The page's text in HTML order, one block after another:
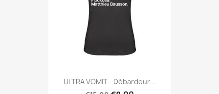
ULTRA VOMIT - Débardeur...